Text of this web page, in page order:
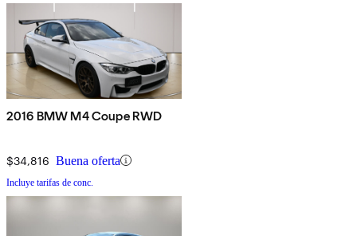
2016 BMW M4 Coupe RWD
$34,816 Buena oferta
Incluye tarifas de conc.